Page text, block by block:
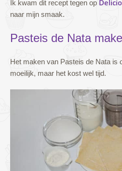
Ik kwam dit recept tegen op
naar mijn smaak.
Pasteis de Nata
Het maken van Pasteis de Nata is
moeilijk, maar het kost wel tijd.